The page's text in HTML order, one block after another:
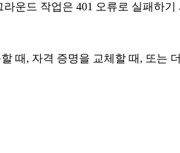
운드 작업은 401 오류로 실패하기
때, 자격 증명을 교체할 때, 또는